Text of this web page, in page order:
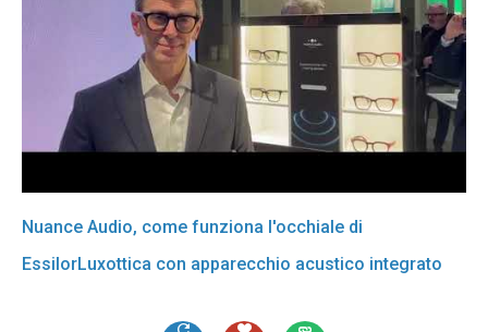
Nuance Audio, come funziona l'occhiale di
EssilorLuxottica con apparecchio acustico integrato